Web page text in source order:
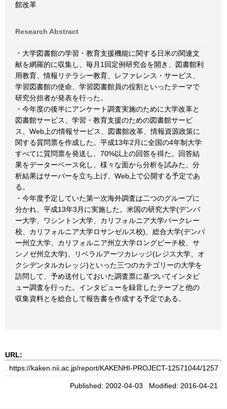
館改革
Research Abstract
・大学図書館の学習・教育支援機能に関する日米の関連文
献を網羅的に収集し、毎月1回定例研究会を開き、図書館利
用教育、情報リテラシー教育、レファレンス・サービス、
学習図書館の使命、学習図書館員の役割といったテーマで
研究分担者が発表を行った。
・今年度の後半にアンケート調査実施のために大学改革と
図書館サービス、学習・教育支援のための図書館サービ
ス、Web上の情報サービス、図書館改革、情報資源政策に
関する質問票を作成した。平成13年2月に全国の4年制大学
すべてに質問票を発送し、70%以上の回答を得た。回答結
果をデーターベース化し、様々な面から分析を試みた。分
析結果はサーバーを立ち上げ、Web上で公開する予定であ
る。
・今年度予定していた第一次海外調査は二つのグループに
分かれ、平成13年3月に実施した。米国の研究大学(デンバ
ー大学、ワシントン大学、カリフォルニア大学バークレー
校、カリフォルニア大学ロサンゼルス校)、総合大学(デンバ
ー州立大学、カリフォルニア州立大学ロングビーチ校、サ
ンノゼ州立大学)、リベラルアーツカレッジ(レジス大学、オ
クシデンタルカレッジ)といった三つのカテゴリーの大学を
訪問して、予め送付しておいた調査票に基づいてインタビ
ュー調査を行った。インタビューを録音したテープと他の
収集資料とを総合して報告書を作成する予定である。
URL:
Published: 2002-04-03 Modified: 2016-04-21